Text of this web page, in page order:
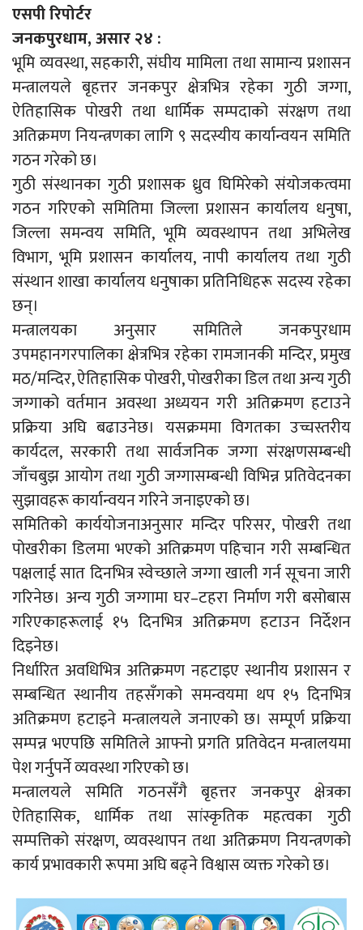
एसपी रिपोर्टर
जनकपुरधाम, असार २४ :
भूमि व्यवस्था, सहकारी, संघीय मामिला तथा सामान्य प्रशासन
मन्त्रालयले बृहत्तर जनकपुर क्षेत्रभित्र रहेका गुठी जग्गा,
ऐतिहासिक पोखरी तथा धार्मिक सम्पदाको संरक्षण तथा
अतिक्रमण नियन्त्रणका लागि ९ सदस्यीय कार्यान्वयन समिति
गठन गरेको छ।
गुठी संस्थानका गुठी प्रशासक ध्रुव घिमिरेको संयोजकत्वमा
गठन गरिएको समितिमा जिल्ला प्रशासन कार्यालय धनुषा,
जिल्ला समन्वय समिति, भूमि व्यवस्थापन तथा अभिलेख
विभाग, भूमि प्रशासन कार्यालय, नापी कार्यालय तथा गुठी
संस्थान शाखा कार्यालय धनुषाका प्रतिनिधिहरू सदस्य रहेका
छन्।
मन्त्रालयका अनुसार समितिले जनकपुरधाम
उपमहानगरपालिका क्षेत्रभित्र रहेका रामजानकी मन्दिर, प्रमुख
मठ/मन्दिर, ऐतिहासिक पोखरी, पोखरीका डिल तथा अन्य गुठी
जग्गाको वर्तमान अवस्था अध्ययन गरी अतिक्रमण हटाउने
प्रक्रिया अघि बढाउनेछ। यसक्रममा विगतका उच्चस्तरीय
कार्यदल, सरकारी तथा सार्वजनिक जग्गा संरक्षणसम्बन्धी
जाँचबुझ आयोग तथा गुठी जग्गासम्बन्धी विभिन्न प्रतिवेदनका
सुझावहरू कार्यान्वयन गरिने जनाइएको छ।
समितिको कार्ययोजनाअनुसार मन्दिर परिसर, पोखरी तथा
पोखरीका डिलमा भएको अतिक्रमण पहिचान गरी सम्बन्धित
पक्षलाई सात दिनभित्र स्वेच्छाले जग्गा खाली गर्न सूचना जारी
गरिनेछ। अन्य गुठी जग्गामा घर–टहरा निर्माण गरी बसोबास
गरिएकाहरूलाई १५ दिनभित्र अतिक्रमण हटाउन निर्देशन
दिइनेछ।
निर्धारित अवधिभित्र अतिक्रमण नहटाइए स्थानीय प्रशासन र
सम्बन्धित स्थानीय तहसँगको समन्वयमा थप १५ दिनभित्र
अतिक्रमण हटाइने मन्त्रालयले जनाएको छ। सम्पूर्ण प्रक्रिया
सम्पन्न भएपछि समितिले आफ्नो प्रगति प्रतिवेदन मन्त्रालयमा
पेश गर्नुपर्ने व्यवस्था गरिएको छ।
मन्त्रालयले समिति गठनसँगै बृहत्तर जनकपुर क्षेत्रका
ऐतिहासिक, धार्मिक तथा सांस्कृतिक महत्वका गुठी
सम्पत्तिको संरक्षण, व्यवस्थापन तथा अतिक्रमण नियन्त्रणको
कार्य प्रभावकारी रूपमा अघि बढ्ने विश्वास व्यक्त गरेको छ।